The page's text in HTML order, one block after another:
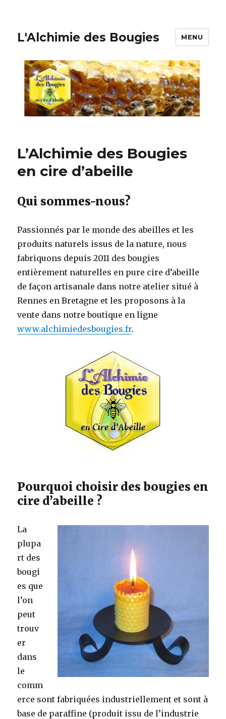
L'Alchimie des Bougies MENU
L’Alchimie des Bougies
en cire d’abeille
Qui sommes-nous?
Passionnés par le monde des abeilles et les
produits naturels issus de la nature, nous
fabriquons depuis 2011 des bougies
entièrement naturelles en pure cire d’abeille
de façon artisanale dans notre atelier situé à
Rennes en Bretagne et les proposons à la
vente dans notre boutique en ligne
www.alchimiedesbougies.fr.
Pourquoi choisir des bougies en
cire d’abeille ?
La
plupa
rt des
bougi
es que
l’on
peut
trouv
er
dans
le
comm
erce sont fabriquées industriellement et sont à
base de paraffine (produit issu de l’industrie